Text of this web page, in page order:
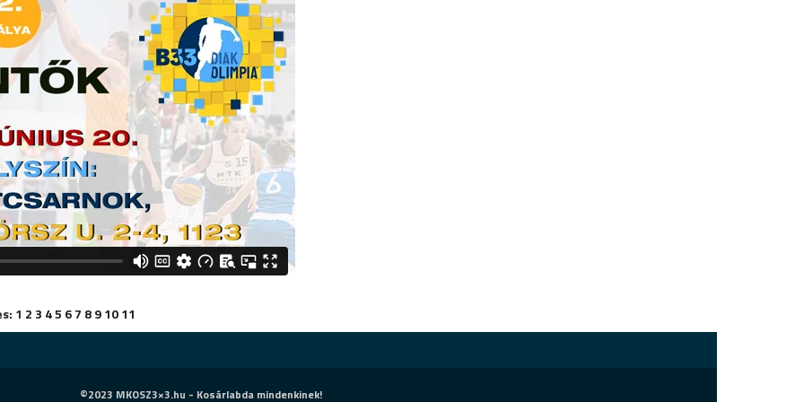
1 2 3 45 6 7 8 9 10 11
©2023 MKOSZ3×3.hu - Kosárlabda mindenkinek!